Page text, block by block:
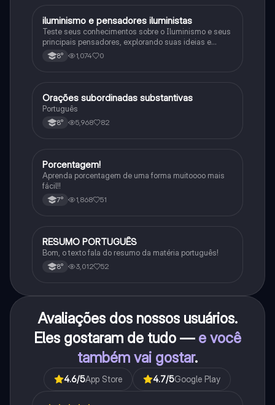
História
iluminismo e pensadores iluministas
Teste seus conhecimentos sobre o Iluminismo e seus
principais pensadores, explorando suas ideias e
impacto histórico.
8° 1,074 0
Português
Orações subordinadas substantivas
Português
8° 5,968 82
Matematica
Porcentagem!
Aprenda porcentagem de uma forma muitoooo mais
fácil!!
7° 1,868 51
Português
RESUMO PORTUGUÊS
Bom, o texto fala do resumo da matéria português!
8° 3,012 52
Avaliações dos nossos usuários.
Eles gostaram de tudo — e você
também vai gostar.
4.6/5App Store 4.7/5Google Play